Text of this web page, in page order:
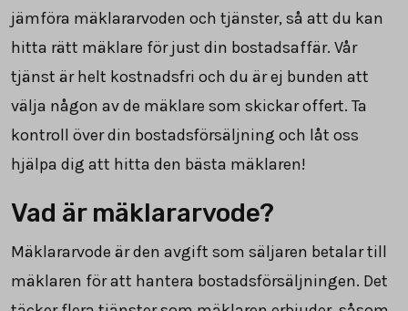
jämföra mäklararvoden och tjänster, så att du kan
hitta rätt mäklare för just din bostadsaffär. Vår
tjänst är helt kostnadsfri och du är ej bunden att
välja någon av de mäklare som skickar offert. Ta
kontroll över din bostadsförsäljning och låt oss
hjälpa dig att hitta den bästa mäklaren!
Vad är mäklararvode?
Mäklararvode är den avgift som säljaren betalar till
mäklaren för att hantera bostadsförsäljningen. Det